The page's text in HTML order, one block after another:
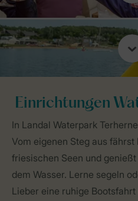
Einrichtungen
In Landal Waterpark
Vom eigenen Steg aus fährst
friesischen Seen und
dem Wasser. Lerne segeln
Lieber eine ruhige